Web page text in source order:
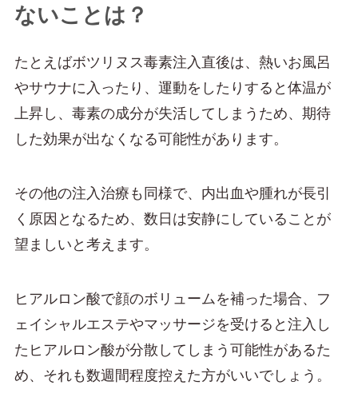
ないことは？
たとえばボツリヌス毒素注入直後は、熱いお風呂
やサウナに入ったり、運動をしたりすると体温が
上昇し、毒素の成分が失活してしまうため、期待
した効果が出なくなる可能性があります。
その他の注入治療も同様で、内出血や腫れが長引
く原因となるため、数日は安静にしていることが
望ましいと考えます。
ヒアルロン酸で顔のボリュームを補った場合、フ
ェイシャルエステやマッサージを受けると注入し
たヒアルロン酸が分散してしまう可能性があるた
め、それも数週間程度控えた方がいいでしょう。